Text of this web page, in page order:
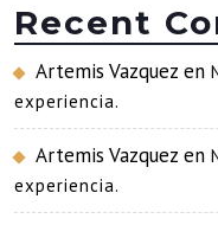
Recent
Artemis Vazquez en
experiencia.
Artemis Vazquez en
experiencia.